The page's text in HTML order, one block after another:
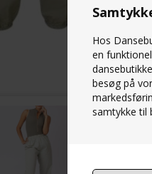
Hos
en
besøg på
samtykke til